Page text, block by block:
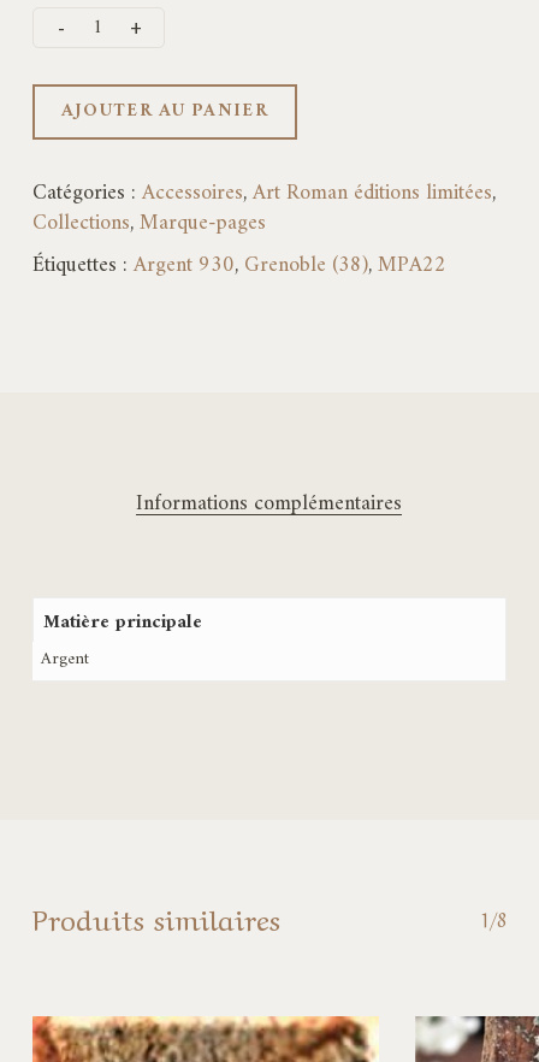
AJOUTER AU PANIER
Catégories :Accessoires,Art Roman éditions limitées,
Collections,Marque-pages
Étiquettes :Argent 930,Grenoble (38),MPA22
Informations complémentaires
Matière principale
Argent
Produits similaires 1/8